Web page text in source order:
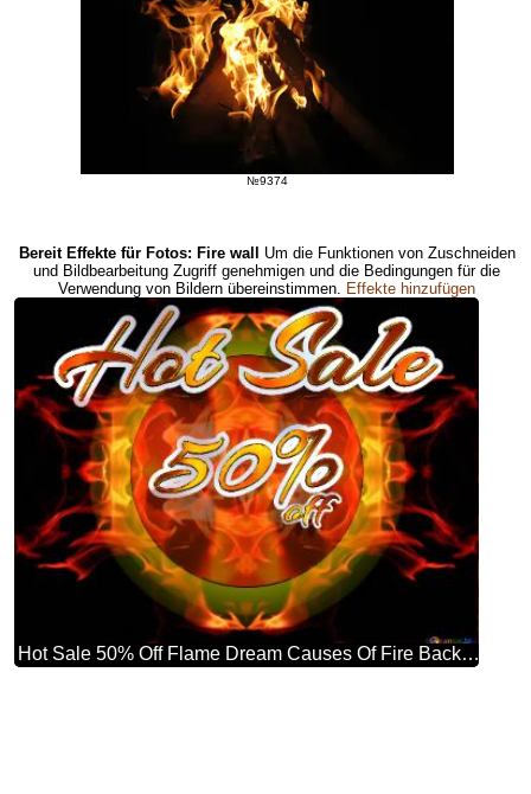
№9374
Bereit Effekte für Fotos: Fire wall Um die Funktionen von Zuschneiden
und Bildbearbeitung Zugriff genehmigen und die Bedingungen für die
Verwendung von Bildern übereinstimmen.
Effekte hinzufügen
Hot Sale 50% Off Flame Dream Causes Of Fire Background Hd Wallpaper